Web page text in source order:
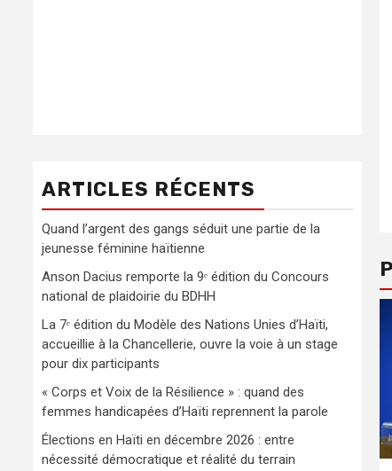
ARTICLES RÉCENTS
Quand l’argent des gangs séduit une partie de la
jeunesse féminine haïtienne
Anson Dacius remporte la 9ᵉ édition du Concours
national de plaidoirie du BDHH
La 7ᵉ édition du Modèle des Nations Unies d’Haïti,
accueillie à la Chancellerie, ouvre la voie à un stage
pour dix participants
« Corps et Voix de la Résilience » : quand des
femmes handicapées d’Haïti reprennent la parole
Élections en Haïti en décembre 2026 : entre
nécessité démocratique et réalité du terrain